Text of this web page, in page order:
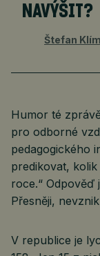
NAVÝŠIT?
Štefan
Humor té
pro odborné
pedagogického
predikovat,
roce.“ Odpověď
Přesněji,
V republice je